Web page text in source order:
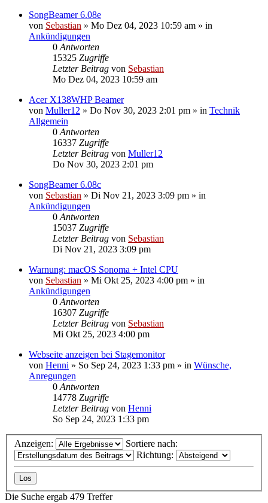
SongBeamer 6.08e
von Sebastian » Mo Dez 04, 2023 10:59 am » in
Ankündigungen
0 Antworten
15325 Zugriffe
Letzter Beitrag von Sebastian
Mo Dez 04, 2023 10:59 am
Acer X138WHP Beamer
von Muller12 » Do Nov 30, 2023 2:01 pm » in Technik
Allgemein
0 Antworten
16337 Zugriffe
Letzter Beitrag von Muller12
Do Nov 30, 2023 2:01 pm
SongBeamer 6.08c
von Sebastian » Di Nov 21, 2023 3:09 pm » in
Ankündigungen
0 Antworten
15037 Zugriffe
Letzter Beitrag von Sebastian
Di Nov 21, 2023 3:09 pm
Warnung: macOS Sonoma + Intel CPU
von Sebastian » Mi Okt 25, 2023 4:00 pm » in
Ankündigungen
0 Antworten
16307 Zugriffe
Letzter Beitrag von Sebastian
Mi Okt 25, 2023 4:00 pm
Webseite anzeigen bei Stagemonitor
von Henni » So Sep 24, 2023 1:33 pm » in Wünsche,
Anregungen
0 Antworten
14778 Zugriffe
Letzter Beitrag von Henni
So Sep 24, 2023 1:33 pm
Anzeigen:
Sortiere nach:
Richtung:
Die Suche ergab 479 Treffer